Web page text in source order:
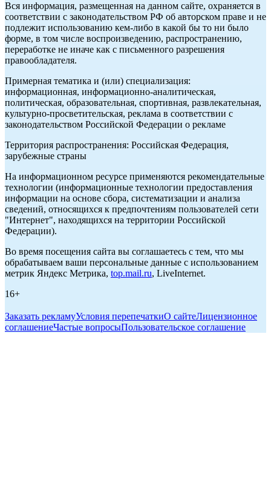
Вся информация, размещенная на данном сайте, охраняется в
соответствии с законодательством РФ об авторском праве и не
подлежит использованию кем-либо в какой бы то ни было
форме, в том числе воспроизведению, распространению,
переработке не иначе как с письменного разрешения
правообладателя.
Примерная тематика и (или) специализация:
информационная, информационно-аналитическая,
политическая, образовательная, спортивная, развлекательная,
культурно-просветительская, реклама в соответствии с
законодательством Российской Федерации о рекламе
Территория распространения: Российская Федерация,
зарубежные страны
На информационном ресурсе применяются рекомендательные
технологии (информационные технологии предоставления
информации на основе сбора, систематизации и анализа
сведений, относящихся к предпочтениям пользователей сети
"Интернет", находящихся на территории Российской
Федерации).
Во время посещения сайта вы соглашаетесь с тем, что мы
обрабатываем ваши персональные данные с использованием
метрик Яндекс Метрика, top.mail.ru, LiveInternet.
16+
Заказать рекламуУсловия перепечаткиО сайтеЛицензионное
соглашениеЧастые вопросыПользовательское соглашение